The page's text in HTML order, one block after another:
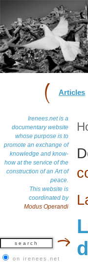
Articles
Irenees.net is a
documentary website
whose purpose is to
promote an exchange of
knowledge and know-
how at the service of the
construction of an Art of
peace.
This website is
coordinated by
Modus Operandi
on irenees.net